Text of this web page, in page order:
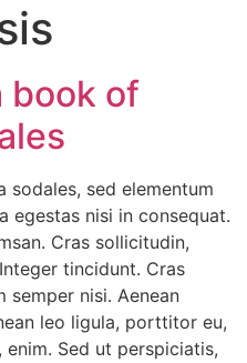
book of
sodales, sed elementum
egestas nisi in consequat.
Cras sollicitudin,
tincidunt. Cras
semper nisi. Aenean
leo ligula, porttitor eu,
Sed ut perspiciatis,